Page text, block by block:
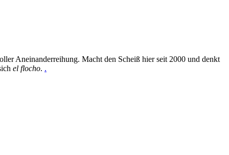
Aneinanderreihung. Macht den Scheiß hier seit 2000 und denkt
el flocho. .